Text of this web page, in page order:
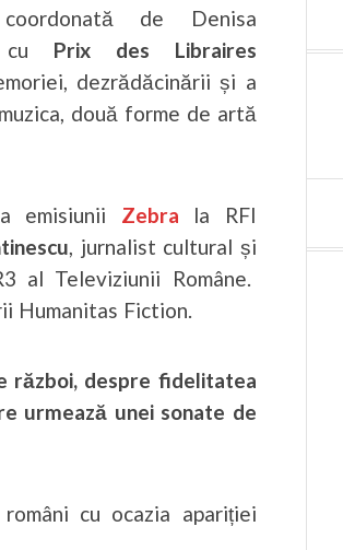
de Denisa
cu Prix des Libraires
dezrădăcinării și a
două forme de artă
emisiunii Zebra la RFI
, jurnalist cultural și
al Televiziunii Române.
Humanitas Fiction.
război, despre fidelitatea
urmează unei sonate de
cu ocazia apariției